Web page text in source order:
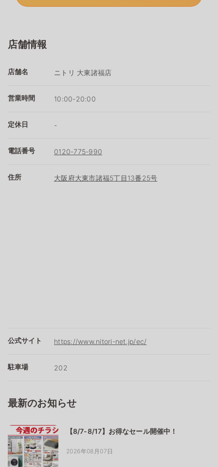
店舗情報
店舗名 ニトリ 大東諸福店
営業時間 10:00-20:00
定休日 -
電話番号 0120-775-990
住所 大阪府大東市諸福5丁目13番25号
公式サイト https://www.nitori-net.jp/ec/
駐車場 202
最新のお知らせ
【8/7-8/17】お得なセール開催中！
2026年08月07日